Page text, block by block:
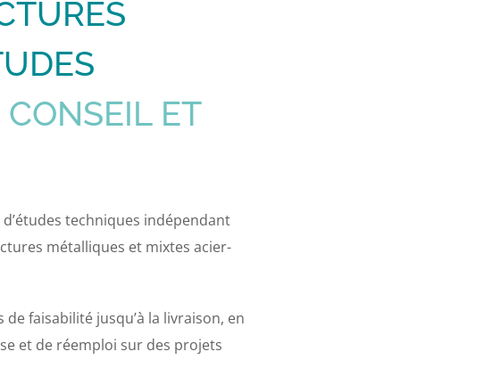
ET
techniques indépendant
métalliques et mixtes acier-
faisabilité jusqu’à la livraison, en
et de réemploi sur des projets